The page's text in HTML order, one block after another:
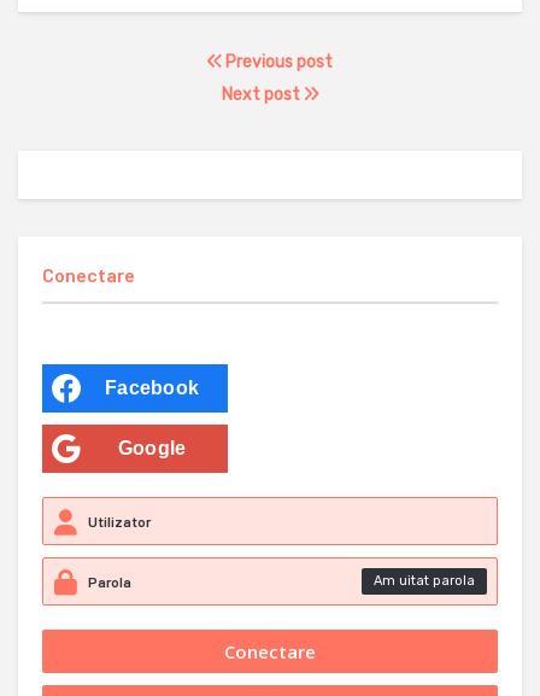
Previous post
Next post
Conectare
Facebook
Google
Am uitat parola